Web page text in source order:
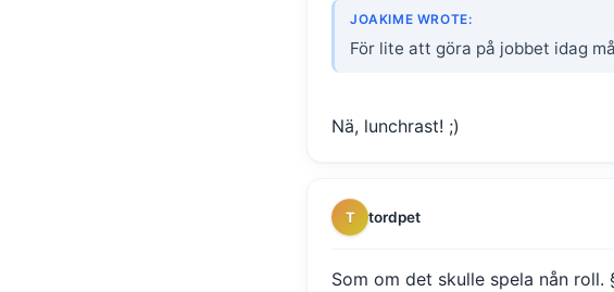
JOAKIME WROTE:
För lite att göra på jobbet idag
Nä, lunchrast! ;)
T tordpet
Som om det skulle spela nån roll.